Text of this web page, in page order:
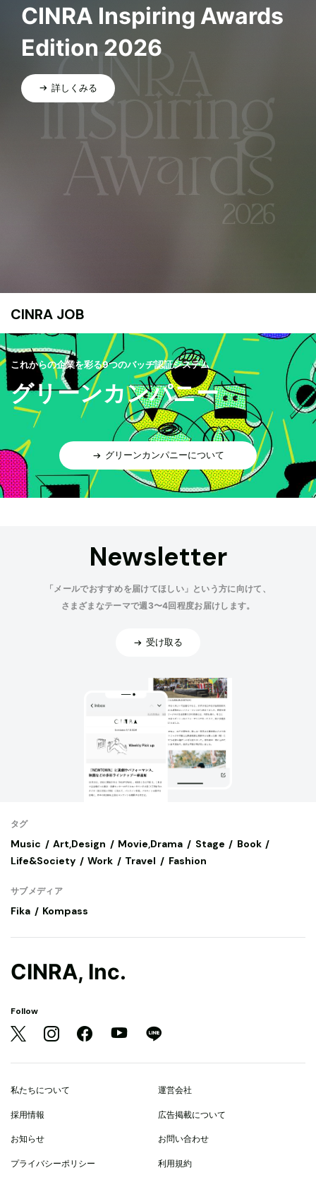
CINRA Inspiring Awards
Edition 2026
詳しくみる
CINRA JOB
これからの企業を彩る9つのバッヂ認証システム
グリーンカンパニー
グリーンカンパニーについて
Newsletter
「メールでおすすめを届けてほしい」という方に向けて、
さまざまなテーマで週3〜4回程度お届けします。
受け取る
タグ
Music Art,Design Movie,Drama Stage
Book
Life&Society
Work Travel Fashion
サブメディア
Fika Kompass
CINRA, Inc.
Follow
私たちについて 運営会社
採用情報 広告掲載について
お知らせ お問い合わせ
プライバシーポリシー 利用規約